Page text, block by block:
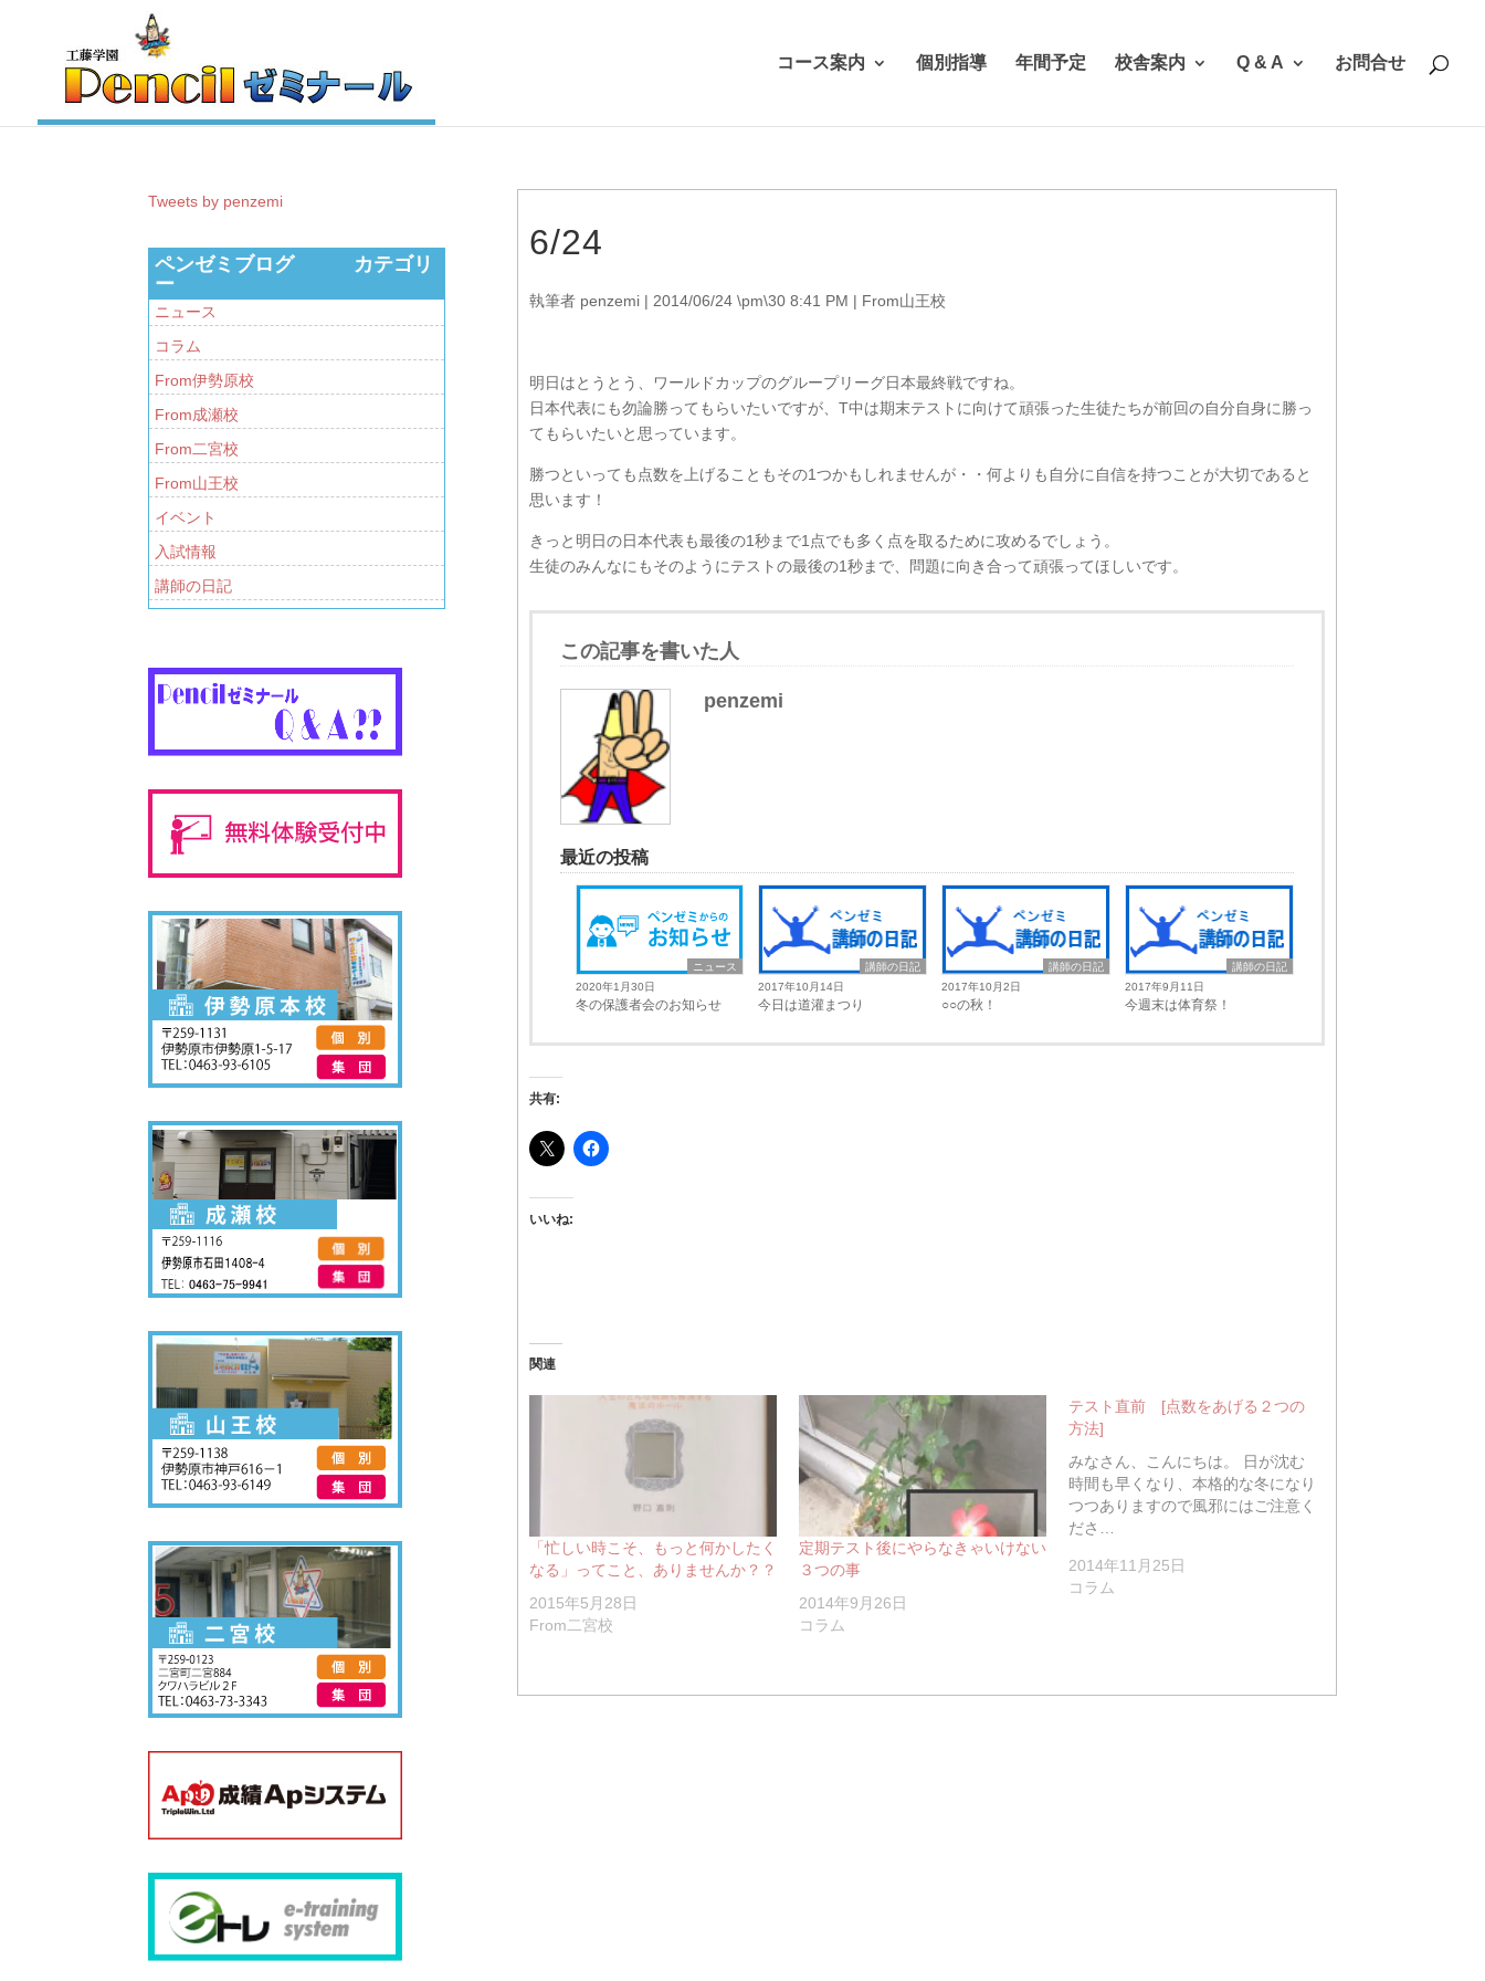
コース案内 個別指導 年間予定 校舎案内 Q & A お問合せ
6/24
執筆者 penzemi| 2014/06/24 \pm\30 8:41 PM | From山王校
明日はとうとう、ワールドカップのグループリーグ日本最終戦ですね。
日本代表にも勿論勝ってもらいたいですが、T中は期末テストに向けて頑張った生徒たちが前回の自分自身に勝っ
てもらいたいと思っています。
勝つといっても点数を上げることもその1つかもしれませんが・・何よりも自分に自信を持つことが大切であると
思います！
きっと明日の日本代表も最後の1秒まで1点でも多く点を取るために攻めるでしょう。
生徒のみんなにもそのようにテストの最後の1秒まで、問題に向き合って頑張ってほしいです。
この記事を書いた人
penzemi
最近の投稿
ニュース
2020年1月30日
冬の保護者会のお知らせ
講師の日記
2017年10月14日
今日は道灌まつり
講師の日記
2017年10月2日
○○の秋！
講師の日記
2017年9月11日
今週末は体育祭！
共有:
いいね:
関連
「忙しい時こそ、もっと何かしたく
なる」ってこと、ありませんか？？
2015年5月28日
From二宮校
定期テスト後にやらなきゃいけない
３つの事
2014年9月26日
コラム
テスト直前 [点数をあげる２つの
方法]
みなさん、こんにちは。 日が沈む
時間も早くなり、本格的な冬になり
つつありますので風邪にはご注意く
ださ…
2014年11月25日
コラム
Tweets by penzemi
ペンゼミブログ カテゴリ
ー
ニュース
コラム
From伊勢原校
From成瀬校
From二宮校
From山王校
イベント
入試情報
講師の日記